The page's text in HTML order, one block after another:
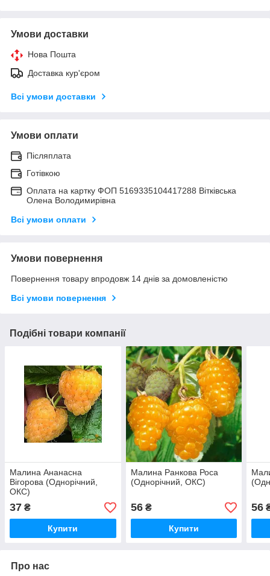
Умови доставки
Нова Пошта
Доставка кур'єром
Всі умови доставки
Умови оплати
Післяплата
Готівкою
Оплата на картку ФОП 5169335104417288 Вітківська
Олена Володимирівна
Всі умови оплати
Умови повернення
Повернення товару впродовж 14 днів за домовленістю
Всі умови повернення
Подібні товари компанії
Малина Ананасна
Вігорова (Однорічний,
ОКС)
37 ₴
Купити
Малина Ранкова Роса
(Однорічний, ОКС)
56₴
Купити
56
Про нас